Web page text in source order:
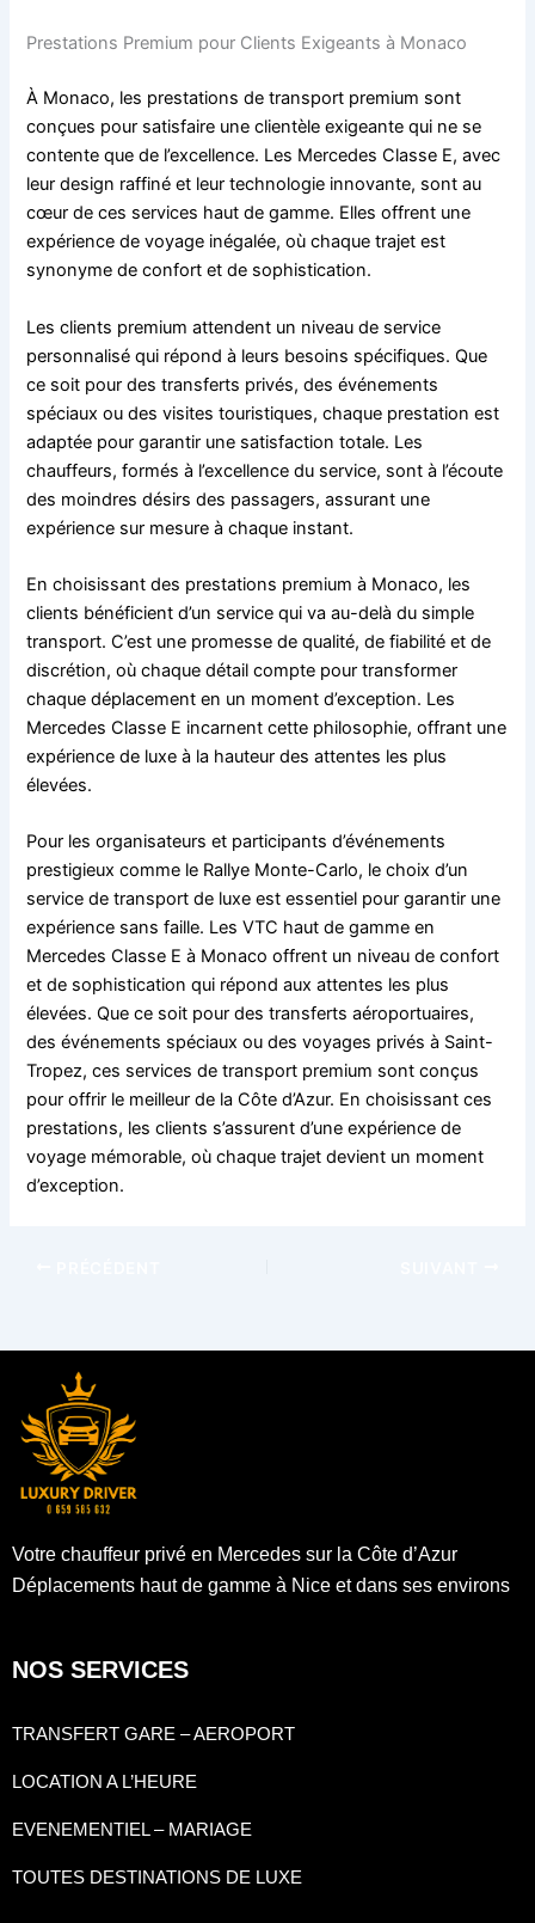
Prestations Premium pour Clients Exigeants à Monaco
À Monaco, les prestations de transport premium sont
conçues pour satisfaire une clientèle exigeante qui ne se
contente que de l’excellence. Les Mercedes Classe E, avec
leur design raffiné et leur technologie innovante, sont au
cœur de ces services haut de gamme. Elles offrent une
expérience de voyage inégalée, où chaque trajet est
synonyme de confort et de sophistication.
Les clients premium attendent un niveau de service
personnalisé qui répond à leurs besoins spécifiques. Que
ce soit pour des transferts privés, des événements
spéciaux ou des visites touristiques, chaque prestation est
adaptée pour garantir une satisfaction totale. Les
chauffeurs, formés à l’excellence du service, sont à l’écoute
des moindres désirs des passagers, assurant une
expérience sur mesure à chaque instant.
En choisissant des prestations premium à Monaco, les
clients bénéficient d’un service qui va au-delà du simple
transport. C’est une promesse de qualité, de fiabilité et de
discrétion, où chaque détail compte pour transformer
chaque déplacement en un moment d’exception. Les
Mercedes Classe E incarnent cette philosophie, offrant une
expérience de luxe à la hauteur des attentes les plus
élevées.
Pour les organisateurs et participants d’événements
prestigieux comme le Rallye Monte-Carlo, le choix d’un
service de transport de luxe est essentiel pour garantir une
expérience sans faille. Les VTC haut de gamme en
Mercedes Classe E à Monaco offrent un niveau de confort
et de sophistication qui répond aux attentes les plus
élevées. Que ce soit pour des transferts aéroportuaires,
des événements spéciaux ou des voyages privés à Saint-
Tropez, ces services de transport premium sont conçus
pour offrir le meilleur de la Côte d’Azur. En choisissant ces
prestations, les clients s’assurent d’une expérience de
voyage mémorable, où chaque trajet devient un moment
d’exception.
Votre chauffeur privé en Mercedes sur la Côte d’Azur
Déplacements haut de gamme à Nice et dans ses environs
NOS SERVICES
TRANSFERT GARE – AEROPORT
LOCATION A L’HEURE
EVENEMENTIEL – MARIAGE
TOUTES DESTINATIONS DE LUXE